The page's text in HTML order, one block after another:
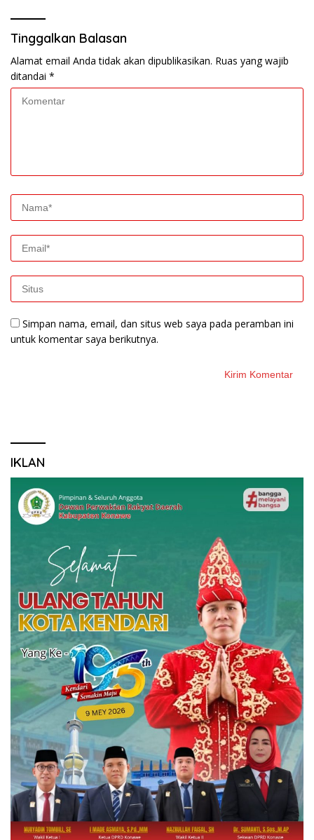
Tinggalkan Balasan
Alamat email Anda tidak akan dipublikasikan. Ruas yang wajib
ditandai *
Simpan nama, email, dan situs web saya pada peramban ini
untuk komentar saya berikutnya.
IKLAN